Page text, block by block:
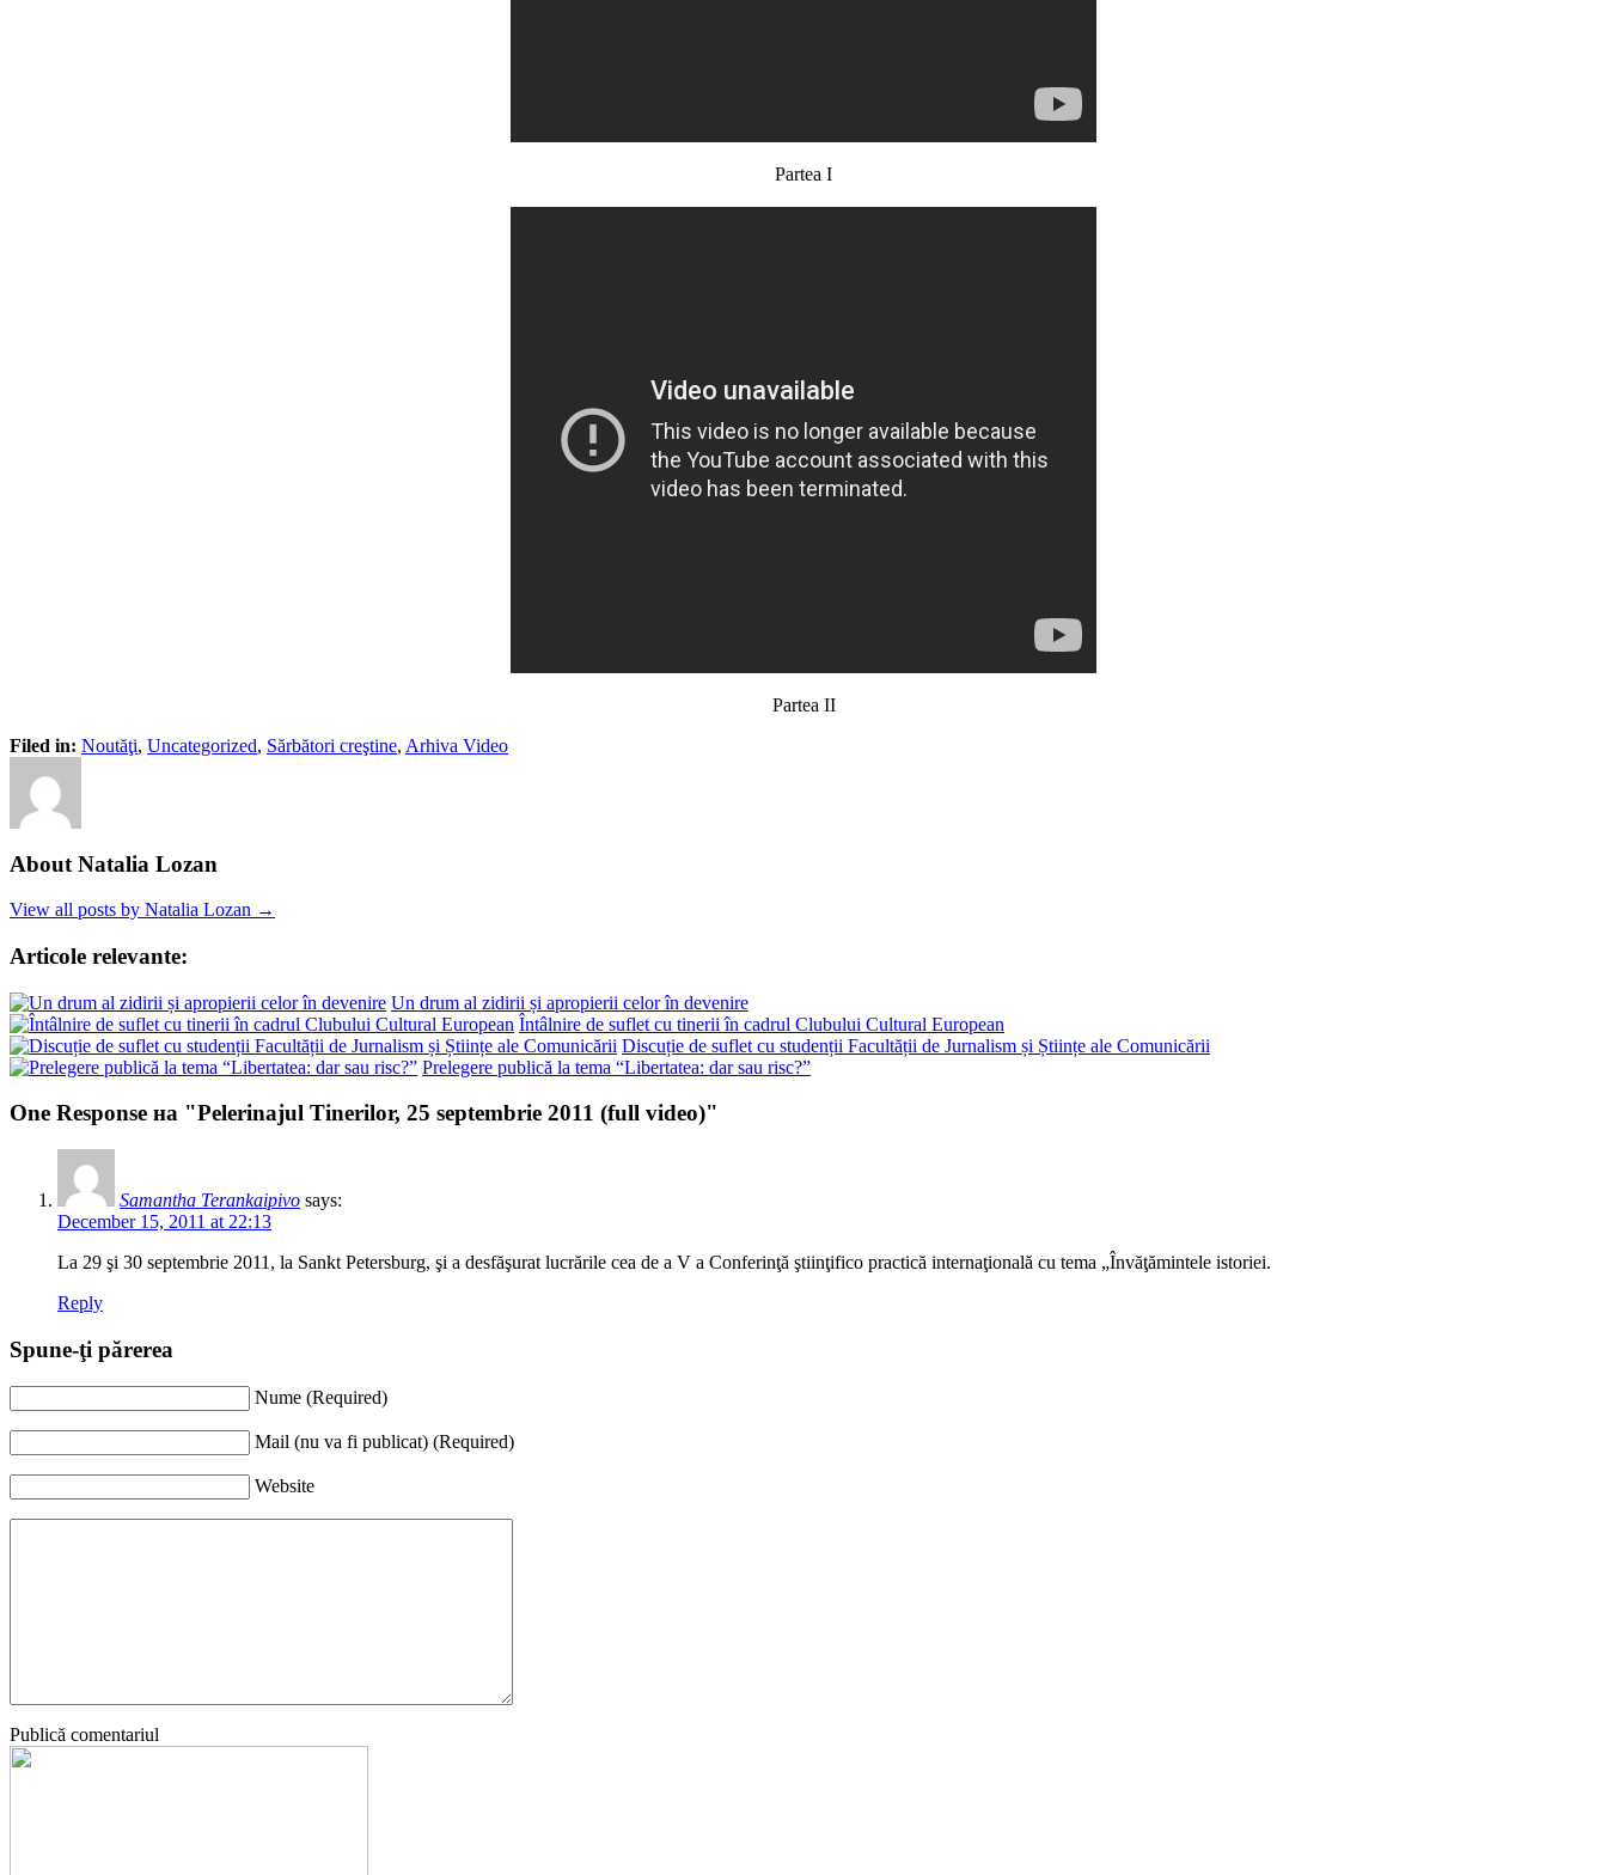
Partea I
Partea II
Filed in: Noutăţi, Uncategorized, Sărbători creştine, Arhiva Video
About Natalia Lozan
View all posts by Natalia Lozan →
Articole relevante:
Un drum al zidirii și apropierii celor în devenire
Întâlnire de suflet cu tinerii în cadrul Clubului Cultural European
Discuție de suflet cu studenții Facultății de Jurnalism și Științe ale Comunicării
Prelegere publică la tema “Libertatea: dar sau risc?”
One Response на "Pelerinajul Tinerilor, 25 septembrie 2011 (full video)"
Samantha Terankaipivo says:
December 15, 2011 at 22:13
La 29 şi 30 septembrie 2011, la Sankt Petersburg, şi a desfăşurat lucrările cea de a V a Conferinţă ştiinţifico practică internaţională cu tema „Învăţămintele istoriei.
Reply
Spune-ţi părerea
Nume (Required)
Mail (nu va fi publicat) (Required)
Website
Publică comentariul